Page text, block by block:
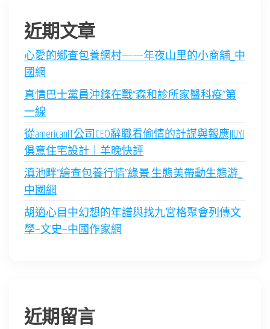
近期文章
心愛的鄉查包養網村——年夜山里的小商舖_中
國網
真情巴士黨員沖鋒在戰“森和診所家醫科疫”第
一線
從americanIT公司CEO辭職看偷情的計謀與報應JIUYI
俱意住宅設計｜羊晚快評
滇池畔“繪查包養行情”綠景 生態美帶動生態游_
中國網
胡適心目中幻想的年譜與找九宮格聚會列傳文
學–文史–中國作家網
近期留言